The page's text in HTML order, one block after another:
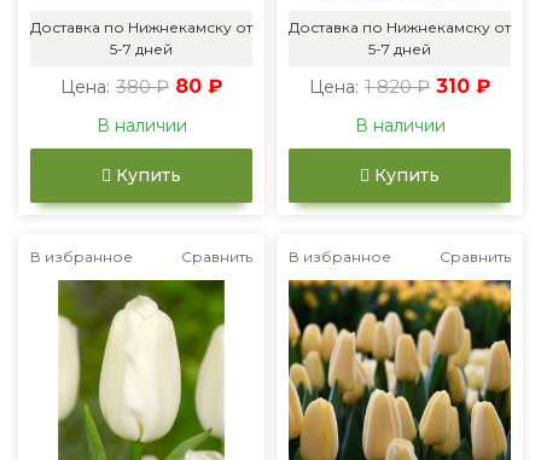
Доставка по Нижнекамску от
5-7 дней
Цена: 380 ₽ 80 ₽
В наличии
Купить
Доставка по Нижнекамску от
5-7 дней
Цена: 1 820 ₽ 310 ₽
В наличии
Купить
В избранное Сравнить В избранное Сравнить